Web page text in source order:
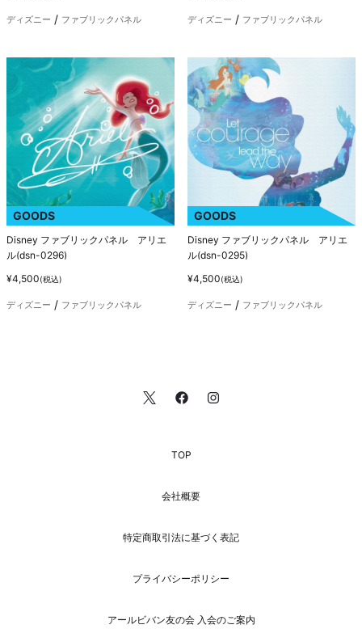
ディズニー ファブリックパネル ディズニー ファブリックパネル
GOODS
Disney ファブリックパネル アリエ
ル(dsn-0296)
¥4,500(税込)
ディズニー ファブリックパネル
GOODS
Disney ファブリックパネル アリエ
ル(dsn-0295)
¥4,500(税込)
ディズニー ファブリックパネル
TOP
会社概要
特定商取引法に基づく表記
プライバシーポリシー
アールビバン友の会 入会のご案内